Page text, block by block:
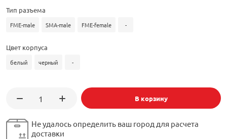
Тип разъема
FME-male SMA-male FME-female -
Цвет корпуса
белый черный -
В корзину
Не удалось определить ваш город для расчета
доставки